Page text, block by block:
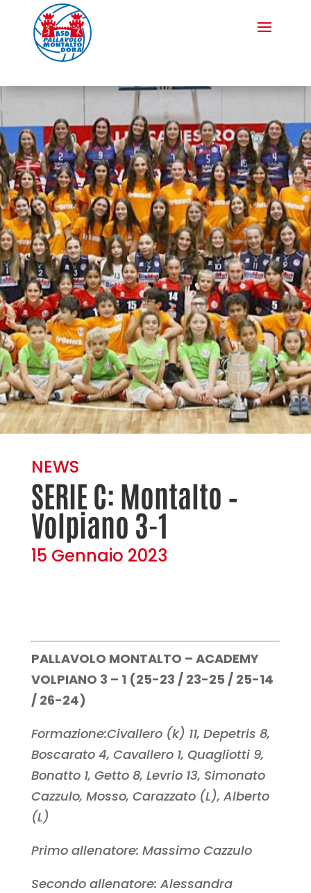
NEWS
SERIE C: Montalto –
Volpiano 3-1
15 Gennaio 2023
PALLAVOLO MONTALTO – ACADEMY
VOLPIANO 3 – 1 (25-23 / 23-25 / 25-14
/ 26-24)
Formazione:Civallero (k) 11, Depetris 8,
Boscarato 4, Cavallero 1, Quagliotti 9,
Bonatto 1, Getto 8, Levrio 13, Simonato
Cazzulo, Mosso, Carazzato (L), Alberto
(L)
Primo allenatore: Massimo Cazzulo
Secondo allenatore: Alessandra